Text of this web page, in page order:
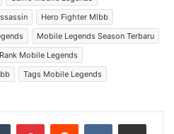
Hero Fighter Mlbb
Mobile Legends Season Terbaru
Mobile Legends
Tags Mobile Legends